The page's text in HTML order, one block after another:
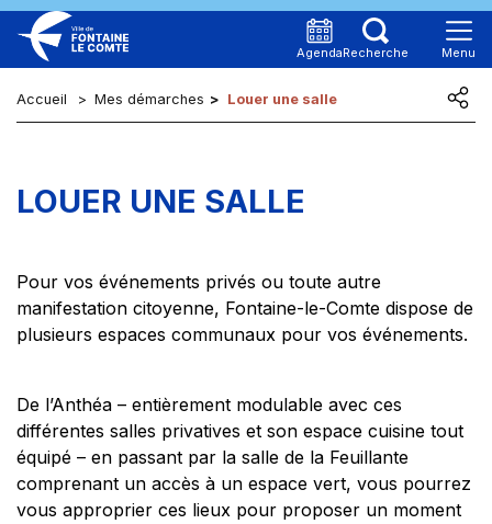
Panneau de gestion des cookies
AgendaRecherche Menu
MON QUOTIDIEN
MES DÉMARCHES
ACTES D'ÉTAT CIVIL
Accueil Mes démarches Louer une salle
LOUER UNE SALLE
Pour vos événements privés ou toute autre
manifestation citoyenne, Fontaine-le-Comte dispose de
plusieurs espaces communaux pour vos événements.
De l’Anthéa – entièrement modulable avec ces
différentes salles privatives et son espace cuisine tout
équipé – en passant par la salle de la Feuillante
comprenant un accès à un espace vert, vous pourrez
vous approprier ces lieux pour proposer un moment